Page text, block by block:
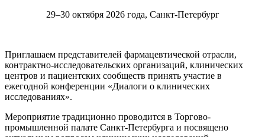
29–30 октября 2026 года, Санкт-Петербург
Приглашаем представителей фармацевтической отрасли,
контрактно-исследовательских организаций, клинических
центров и пациентских сообществ принять участие в
ежегодной конференции «Диалоги о клинических
исследованиях».
Мероприятие традиционно проводится в Торгово-
промышленной палате Санкт-Петербурга и посвящено